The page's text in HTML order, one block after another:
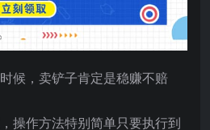
候，卖铲子肯定是稳赚不赔
操作方法特别简单只要执行到